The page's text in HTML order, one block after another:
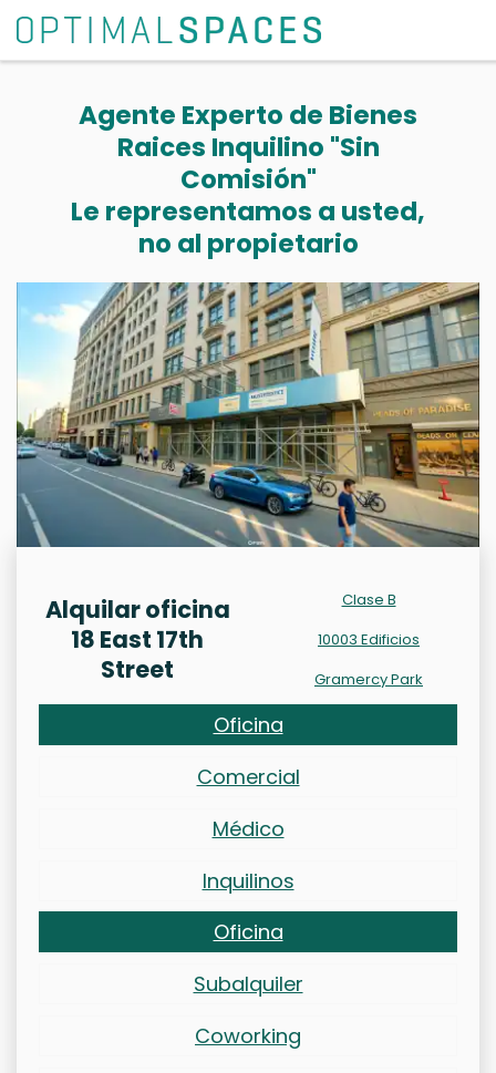
Agente Experto de Bienes
Raices Inquilino "Sin
Comisión"
Le representamos a usted,
no al propietario
Alquilar oficina
18 East 17th
Street
Clase B
10003 Edificios
Gramercy Park
Oficina
Comercial
Médico
Inquilinos
Oficina
Subalquiler
Coworking